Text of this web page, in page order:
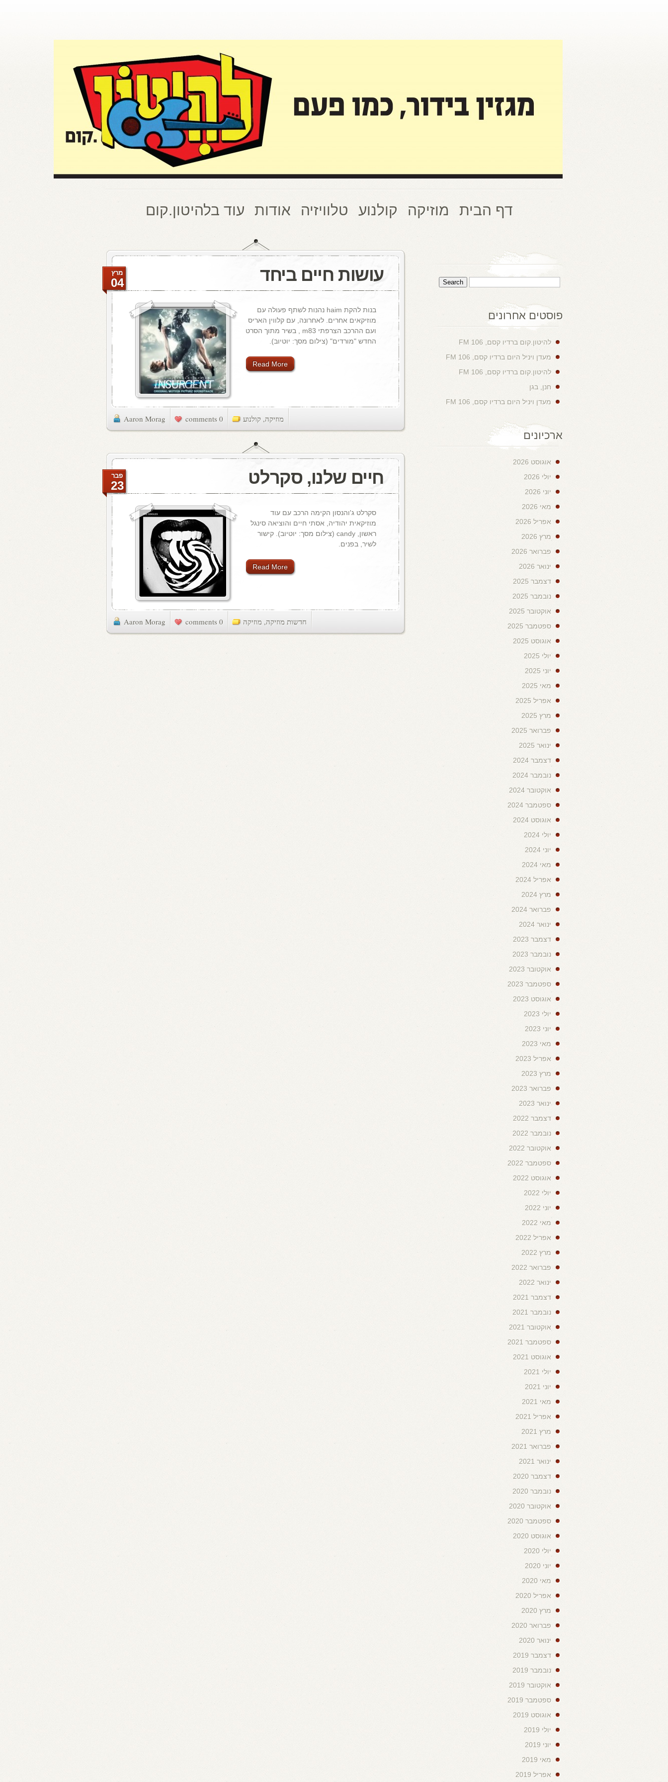
דף הבית מוזיקה קולנוע טלוויזיה אודות עוד בלהיטון.קום
עושות חיים ביחד מרץ
04
בנות להקת haim נהנות לשתף פעולה עם
מוזיקאים אחרים. לאחרונה, עם קלווין האריס
ועם ההרכב הצרפתי m83 , בשיר מתוך הסרט
החדש "מורדים" (צילום מסך: יוטיוב).
Read More
Aaron Morag 0 comments מוזיקה, קולנוע
חיים שלנו, סקרלט פבר
23
סקרלט ג'והנסון הקימה הרכב עם עוד
מוזיקאית יהודיה, אסתי חיים והוציאה סינגל
ראשון, candy (צילום מסך: יוטיוב). קישור
לשיר, בפנים.
Read More
Aaron Morag 0 comments חדשות מוזיקה, מוזיקה
פוסטים אחרונים
להיטון.קום ברדיו קסם, 106 FM
מעדן ויניל היום ברדיו קסם, 106 FM
להיטון.קום ברדיו קסם, 106 FM
חנן, בגן
מעדן ויניל היום ברדיו קסם, 106 FM
ארכיונים
אוגוסט 2026
יולי 2026
יוני 2026
מאי 2026
אפריל 2026
מרץ 2026
פברואר 2026
ינואר 2026
דצמבר 2025
נובמבר 2025
אוקטובר 2025
ספטמבר 2025
אוגוסט 2025
יולי 2025
יוני 2025
מאי 2025
אפריל 2025
מרץ 2025
פברואר 2025
ינואר 2025
דצמבר 2024
נובמבר 2024
אוקטובר 2024
ספטמבר 2024
אוגוסט 2024
יולי 2024
יוני 2024
מאי 2024
אפריל 2024
מרץ 2024
פברואר 2024
ינואר 2024
דצמבר 2023
נובמבר 2023
אוקטובר 2023
ספטמבר 2023
אוגוסט 2023
יולי 2023
יוני 2023
מאי 2023
אפריל 2023
מרץ 2023
פברואר 2023
ינואר 2023
דצמבר 2022
נובמבר 2022
אוקטובר 2022
ספטמבר 2022
אוגוסט 2022
יולי 2022
יוני 2022
מאי 2022
אפריל 2022
מרץ 2022
פברואר 2022
ינואר 2022
דצמבר 2021
נובמבר 2021
אוקטובר 2021
ספטמבר 2021
אוגוסט 2021
יולי 2021
יוני 2021
מאי 2021
אפריל 2021
מרץ 2021
פברואר 2021
ינואר 2021
דצמבר 2020
נובמבר 2020
אוקטובר 2020
ספטמבר 2020
אוגוסט 2020
יולי 2020
יוני 2020
מאי 2020
אפריל 2020
מרץ 2020
פברואר 2020
ינואר 2020
דצמבר 2019
נובמבר 2019
אוקטובר 2019
ספטמבר 2019
אוגוסט 2019
יולי 2019
יוני 2019
מאי 2019
אפריל 2019